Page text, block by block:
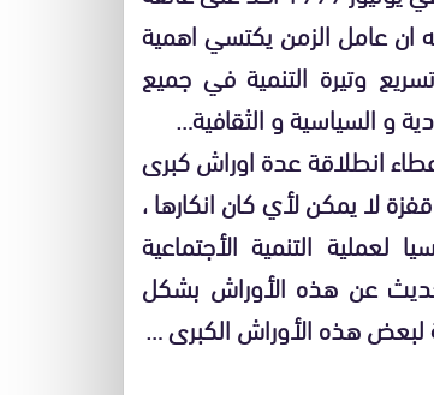
ان عامل الزمن يكتسي اهمية
وتيرة التنمية في جميع
و السياسية و الثقافية…
انطلاقة عدة اوراش كبرى
لا يمكن لأي كان انكارها ،
التنمية الأجتماعية
عن هذه الأوراش بشكل
هذه الأوراش الكبرى …